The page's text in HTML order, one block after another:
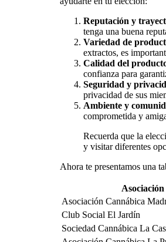
Reputación y
tenga una buena
Variedad de
extractos, es
Calidad del
confianza para
Seguridad y
privacidad de sus
Ambiente y
comprometida y
Recuerda que la
y visitar diferentes
Ahora te presentamos una
Asociación
Asociación Cannábica
Club Social El Jardín
Sociedad Cannábica La